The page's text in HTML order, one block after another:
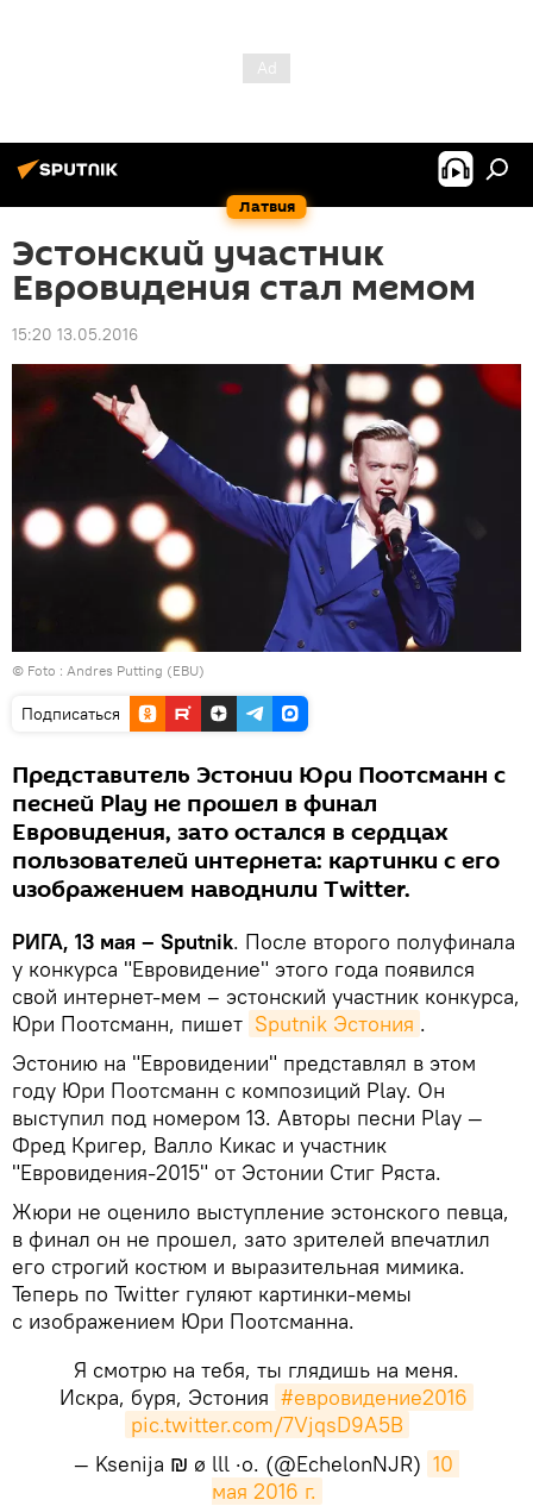
Латвия
Эстонский участник
Евровидения стал мемом
15:20 13.05.2016
© Foto : Andres Putting (EBU)
Подписаться
Представитель Эстонии Юри Поотсманн с
песней Play не прошел в финал
Евровидения, зато остался в сердцах
пользователей интернета: картинки с его
изображением наводнили Twitter.
РИГА, 13 мая – Sputnik. После второго полуфинала
у конкурса "Евровидение" этого года появился
свой интернет-мем – эстонский участник конкурса,
Юри Поотсманн, пишет Sputnik Эстония .
Эстонию на "Евровидении" представлял в этом
году Юри Поотсманн с композиций Play. Он
выступил под номером 13. Авторы песни Play —
Фред Кригер, Валло Кикас и участник
"Евровидения-2015" от Эстонии Стиг Ряста.
Жюри не оценило выступление эстонского певца,
в финал он не прошел, зато зрителей впечатлил
его строгий костюм и выразительная мимика.
Теперь по Twitter гуляют картинки-мемы
с изображением Юри Поотсманна.
Я смотрю на тебя, ты глядишь на меня.
Искра, буря, Эстония #евровидение2016
pic.twitter.com/7VjqsD9A5B
— Ksenija ₪ ø lll ·o. (@EchelonNJR) 10
мая 2016 г.